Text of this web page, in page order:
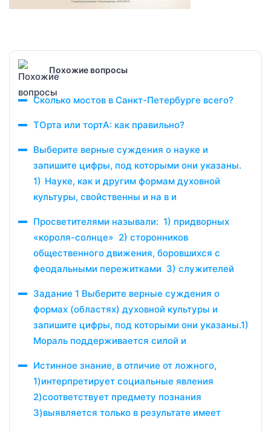
Похожие вопросы
Сколько мостов в Санкт-Петербурге всего?
ТОрта или тортА: как правильно?
Выберите верные суждения о науке и
запишите цифры, под которыми они указаны.
1) Науке, как и другим формам духовной
культуры, свойственны и на в и
Просветителями называли: 1) придворных
«короля-солнце» 2) сторонников
общественного движения, боровшихся с
феодальными пережитками 3) служителей
Задание 1 Выберите верные суждения о
формах (областях) духовной культуры и
запишите цифры, под которыми они указаны.1)
Мораль поддерживается силой и
Истинное знание, в отличие от ложного,
1)интерпретирует социальные явления
2)соответствует предмету познания
3)выявляется только в результате имеет